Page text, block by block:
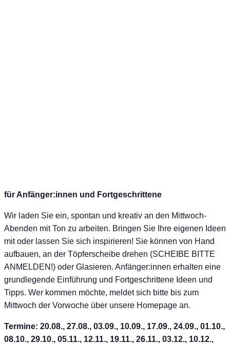
für Anfänger:innen und Fortgeschrittene
Wir laden Sie ein, spontan und kreativ an den Mittwoch-
Abenden mit Ton zu arbeiten. Bringen Sie Ihre eigenen Ideen
mit oder lassen Sie sich inspirieren! Sie können von Hand
aufbauen, an der Töpferscheibe drehen (SCHEIBE BITTE
ANMELDEN!) oder Glasieren. Anfänger:innen erhalten eine
grundlegende Einführung und Fortgeschrittene Ideen und
Tipps. Wer kommen möchte, meldet sich bitte bis zum
Mittwoch der Vorwoche über unsere Homepage an.
Termine: 20.08., 27.08., 03.09., 10.09., 17.09., 24.09., 01.10.,
08.10., 29.10., 05.11., 12.11., 19.11., 26.11., 03.12., 10.12.,